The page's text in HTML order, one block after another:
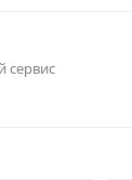
сервис